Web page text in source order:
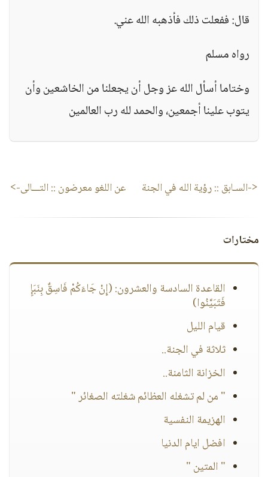
قال: ففعلت ذلك فأذهبه الله عني.
رواه مسلم
وختاما أسأل الله عز وجل أن يجعلنا من الخاشعين وأن
يتوب علينا أجمعين، والحمد لله رب العالمين
<-السـابق ::رؤية الله في الجنة عن اللغو معرضون :: التـــالى->
مختارات
القاعدة السادسة والعشرون: (إِنْ جَاءَكُمْ فَاسِقٌ بِنَبَإٍ
فَتَبَيَّنُوا)
قيام الليل
ثلاثة في الجنة..
الخزانة الثامنة..
" من لم تشغله العظائم شغلته الصغائر "
الهزيمة النفسية
افضل ايام الدنيا
" المتين "